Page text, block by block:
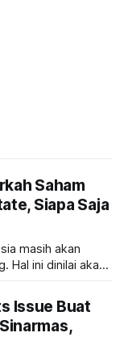
Saham
Siapa Saja
masih akan
Hal ini dinilai akan
Issue Buat